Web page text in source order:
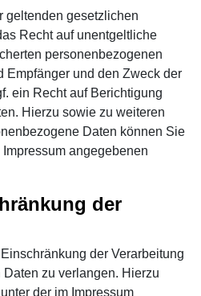
geltenden gesetzlichen
Recht auf unentgeltliche
personenbezogenen
Empfänger und den Zweck der
ein Recht auf Berichtigung
Hierzu sowie zu weiteren
Daten können Sie
angegebenen
der
der Verarbeitung
Daten zu verlangen. Hierzu
der im Impressum